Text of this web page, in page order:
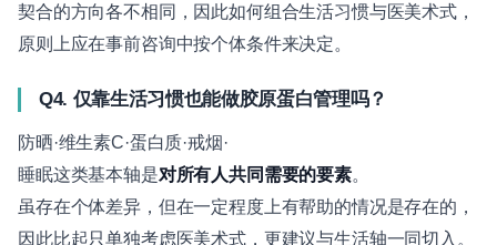
契合的方向各不相同，因此如何组合生活习惯与医美术式，
原则上应在事前咨询中按个体条件来决定。
Q4. 仅靠生活习惯也能做胶原蛋白管理吗？
防晒·维生素C·蛋白质·戒烟·
睡眠这类基本轴是对所有人共同需要的要素。
虽存在个体差异，但在一定程度上有帮助的情况是存在的，
因此比起只单独考虑医美术式，更建议与生活轴一同切入。